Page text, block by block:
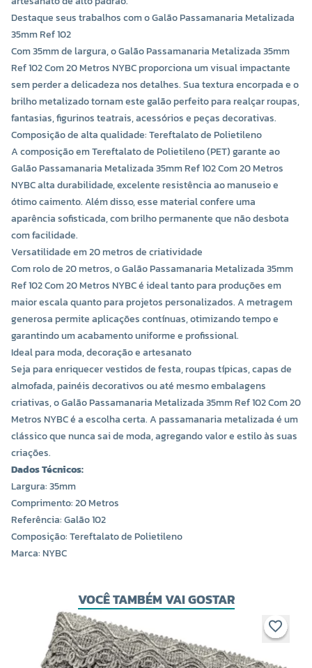
Destaque seus trabalhos com o Galão Passamanaria Metalizada
35mm Ref 102
Com 35mm de largura, o Galão Passamanaria Metalizada 35mm
Ref 102 Com 20 Metros NYBC proporciona um visual impactante
sem perder a delicadeza nos detalhes. Sua textura encorpada e o
brilho metalizado tornam este galão perfeito para realçar roupas,
fantasias, figurinos teatrais, acessórios e peças decorativas.
Composição de alta qualidade: Tereftalato de Polietileno
A composição em Tereftalato de Polietileno (PET) garante ao
Galão Passamanaria Metalizada 35mm Ref 102 Com 20 Metros
NYBC alta durabilidade, excelente resistência ao manuseio e
ótimo caimento. Além disso, esse material confere uma
aparência sofisticada, com brilho permanente que não desbota
com facilidade.
Versatilidade em 20 metros de criatividade
Com rolo de 20 metros, o Galão Passamanaria Metalizada 35mm
Ref 102 Com 20 Metros NYBC é ideal tanto para produções em
maior escala quanto para projetos personalizados. A metragem
generosa permite aplicações contínuas, otimizando tempo e
garantindo um acabamento uniforme e profissional.
Ideal para moda, decoração e artesanato
Seja para enriquecer vestidos de festa, roupas típicas, capas de
almofada, painéis decorativos ou até mesmo embalagens
criativas, o Galão Passamanaria Metalizada 35mm Ref 102 Com 20
Metros NYBC é a escolha certa. A passamanaria metalizada é um
clássico que nunca sai de moda, agregando valor e estilo às suas
criações.
Dados Técnicos:
Largura: 35mm
Comprimento: 20 Metros
Referência: Galão 102
Composição: Tereftalato de Polietileno
Marca: NYBC
VOCÊ TAMBÉM VAI GOSTAR